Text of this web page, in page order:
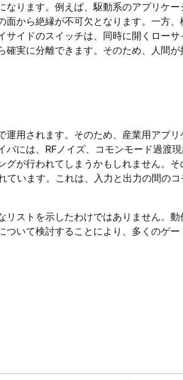
ります。例えば、駆動系のアプリケ
から絶縁が不可欠となります。一方
イドのスイッチは、同時に開くロー
実に分離できます。そのため、人間
用されます。そのため、産業用アプ
には、RFノイズ、コモンモード過渡
が行われてしまうかもしれません。
います。これは、入力と出力の間の
ストを示したわけではありません。
いて検討することにより、多くのゲ